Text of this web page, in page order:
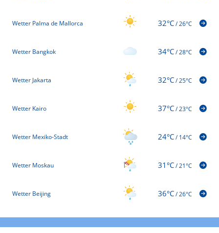
Wetter Palma de Mallorca 32°C/26°C
Wetter Bangkok 34°C/28°C
Wetter Jakarta 32°C/25°C
Wetter Kairo 37°C/23°C
Wetter Mexiko-Stadt 24°C/14°C
Wetter Moskau 31°C/21°C
Wetter Beijing 36°C/26°C